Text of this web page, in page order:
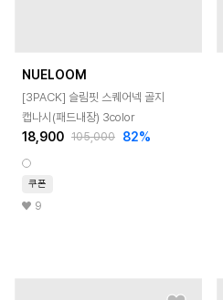
NUELOOM
[3PACK] 슬림핏 스퀘어넥 골지
캡나시(패드내장) 3color
18,900 105,000 82%
쿠폰
9